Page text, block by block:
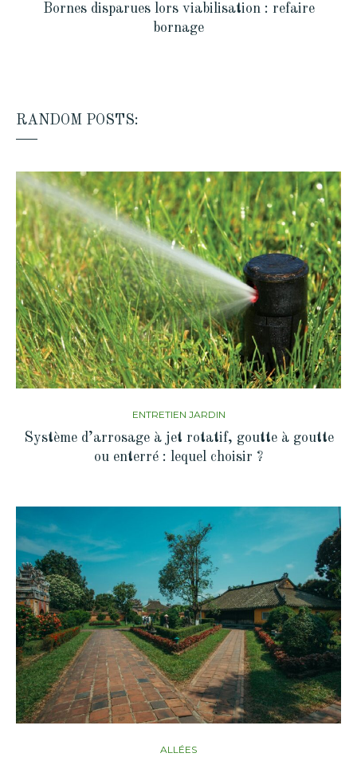
Bornes disparues lors viabilisation : refaire
bornage
RANDOM POSTS:
ENTRETIEN JARDIN
Système d’arrosage à jet rotatif, goutte à goutte
ou enterré : lequel choisir ?
ALLÉES